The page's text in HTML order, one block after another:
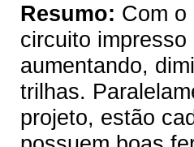
Resumo: Com o
circuito
aumentando,
trilhas.
projeto, estão